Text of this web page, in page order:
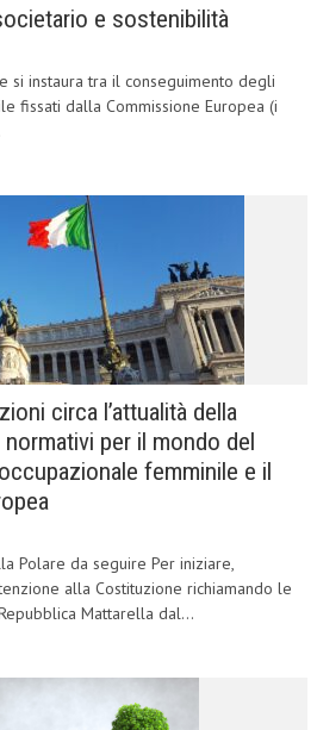
SERVICES
e sostenibilità
si instaura tra il conseguimento degli
fissati dalla Commissione Europea (i
circa l’attualità della
per il mondo del
femminile e il
Polare da seguire Per iniziare,
alla Costituzione richiamando le
Mattarella dal...